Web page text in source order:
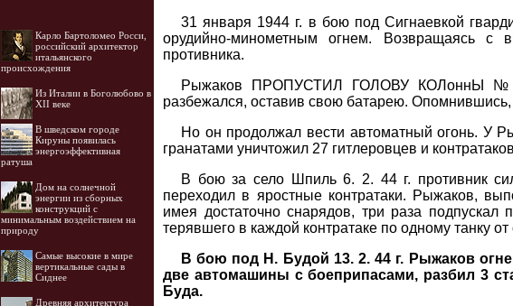
Карло Бартоломео Росси,
российский архитектор
итальянского
происхождения
Из Италии в Боголюбово в
XII веке
В шведском городе
Кируны появилась
энергоэффективная
ратуша
Дом на солнечной
энергии из сборных
конструкций с
минимальным воздействием на
природу
Самые высокие в мире
вертикальные сады в
Сиднее
Древняя архитектура
31 января 1944 г. в бою под Сигнаевкой
орудийно-минометным огнем. Возвращаясь с
противника.
Рыжаков ПРОПУСТИЛ ГОЛОВУ КОЛоннЫ №
разбежался, оставив свою батарею.
Но он продолжал вести автоматный огонь. У
гранатами уничтожил 27 гитлеровцев и
В бою за село Шпиль 6. 2. 44 г. противник
переходил в яростные контратаки. Рыжаков,
имея достаточно снарядов, три раза
терявшего в каждой контратаке по одному танку
В бою под Н. Будой 13. 2. 44 г. Рыжаков
две автомашины с боеприпасами, разбил 3
Буда.